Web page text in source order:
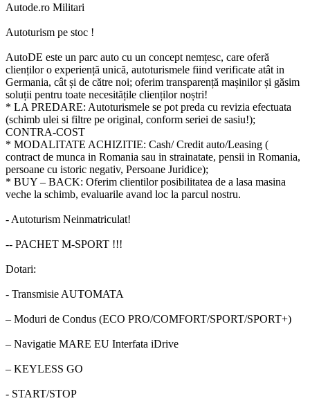
Autode.ro Militari
Autoturism pe stoc !
AutoDE este un parc auto cu un concept nemțesc, care oferă
clienților o experiență unică, autoturismele fiind verificate atât in
Germania, cât și de către noi; oferim transparență mașinilor și găsim
soluții pentru toate necesitățile clienților noștri!
* LA PREDARE: Autoturismele se pot preda cu revizia efectuata
(schimb ulei si filtre pe original, conform seriei de sasiu!);
CONTRA-COST
* MODALITATE ACHIZITIE: Cash/ Credit auto/Leasing (
contract de munca in Romania sau in strainatate, pensii in Romania,
persoane cu istoric negativ, Persoane Juridice);
* BUY – BACK: Oferim clientilor posibilitatea de a lasa masina
veche la schimb, evaluarile avand loc la parcul nostru.
- Autoturism Neinmatriculat!
-- PACHET M-SPORT !!!
Dotari:
- Transmisie AUTOMATA
– Moduri de Condus (ECO PRO/COMFORT/SPORT/SPORT+)
– Navigatie MARE EU Interfata iDrive
– KEYLESS GO
- START/STOP